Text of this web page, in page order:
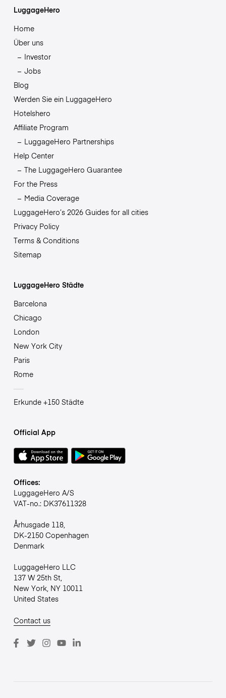
LuggageHero
Home
Über uns
Investor
Jobs
Blog
Werden Sie ein LuggageHero
Hotelshero
Affiliate Program
LuggageHero Partnerships
Help Center
The LuggageHero Guarantee
For the Press
Media Coverage
LuggageHero’s 2026 Guides for all cities
Privacy Policy
Terms & Conditions
Sitemap
LuggageHero Städte
Barcelona
Chicago
London
New York City
Paris
Rome
Erkunde +150 Städte
Official App
Offices:
LuggageHero A/S
VAT-no.: DK37611328
Århusgade 118,
DK-2150 Copenhagen
Denmark
LuggageHero LLC
137 W 25th St,
New York, NY 10011
United States
Contact us